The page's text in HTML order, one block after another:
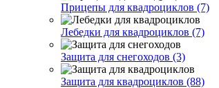
Прицепы для квадроциклов (7)
Лебедки для квадроциклов (7)
Защита для снегоходов (3)
Защита для квадроциклов (88)